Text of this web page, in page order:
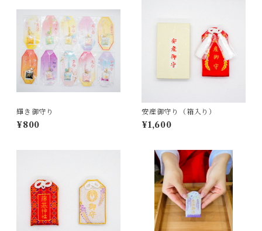
輝き御守り
¥800
安産御守り（箱入り）
¥1,600